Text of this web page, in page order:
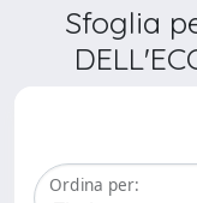
Sfoglia
Ordina per: